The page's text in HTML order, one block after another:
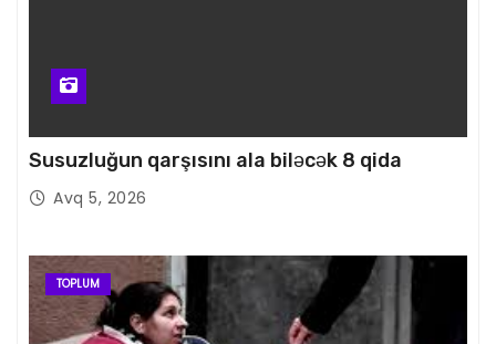
Susuzluğun qarşısını ala biləcək 8 qida
Avq 5, 2026
TOPLUM